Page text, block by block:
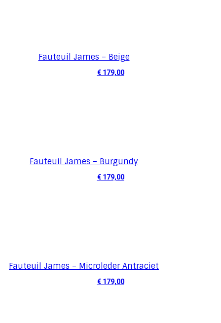
Fauteuil James – Beige
€179,00
Fauteuil James – Burgundy
€179,00
Fauteuil James – Microleder Antraciet
€179,00